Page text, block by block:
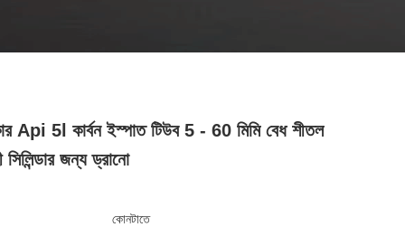
Api 5l কার্বন ইস্পাত টিউব 5 - 60 মিমি বেধ শীতল
সিলিন্ডার জন্য ড্রানো
কোনটাতে